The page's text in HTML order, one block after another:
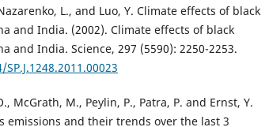
L., and Luo, Y. Climate effects of black
and India. (2002). Climate effects of black
and India. Science, 297 (5590): 2250-2253.
McGrath, M., Peylin, P., Patra, P. and Ernst, Y.
emissions and their trends over the last 3